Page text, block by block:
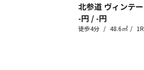
-円 / -円
徒歩4分 48.6㎡ 1R